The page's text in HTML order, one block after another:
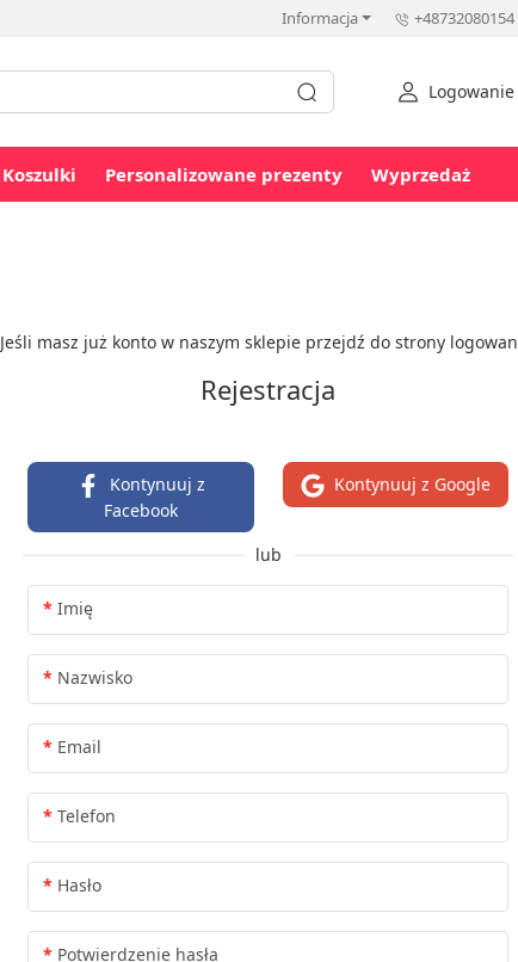
Informacja +48732080154
Logowanie
Koszulki Personalizowane prezenty Wyprzedaż
Jeśli masz już konto w naszym sklepie przejdź do strony
Rejestracja
Kontynuuj z
Facebook
Kontynuuj z Google
lub
Imię
Nazwisko
Email
Telefon
Hasło
Potwierdzenie hasła